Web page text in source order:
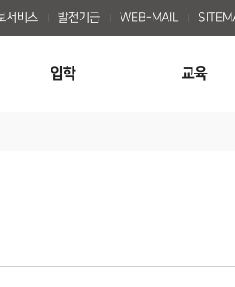
서비스 발전기금 WEB-MAIL
입학 교육